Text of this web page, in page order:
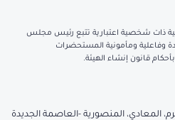
ذات شخصية اعتبارية تتبع رئيس مجلس
وفاعلية ومأمونية المستحضرات
قانون إنشاء الهيئة.
المعادي، المنصورية -العاصمة الجديدة